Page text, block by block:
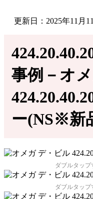
更新日：2025年11月
事例－オ
ー(NS※新
ダブルタップ
ダブルタップ